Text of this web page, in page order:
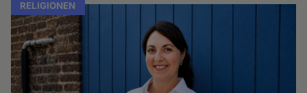
RELIGIONEN